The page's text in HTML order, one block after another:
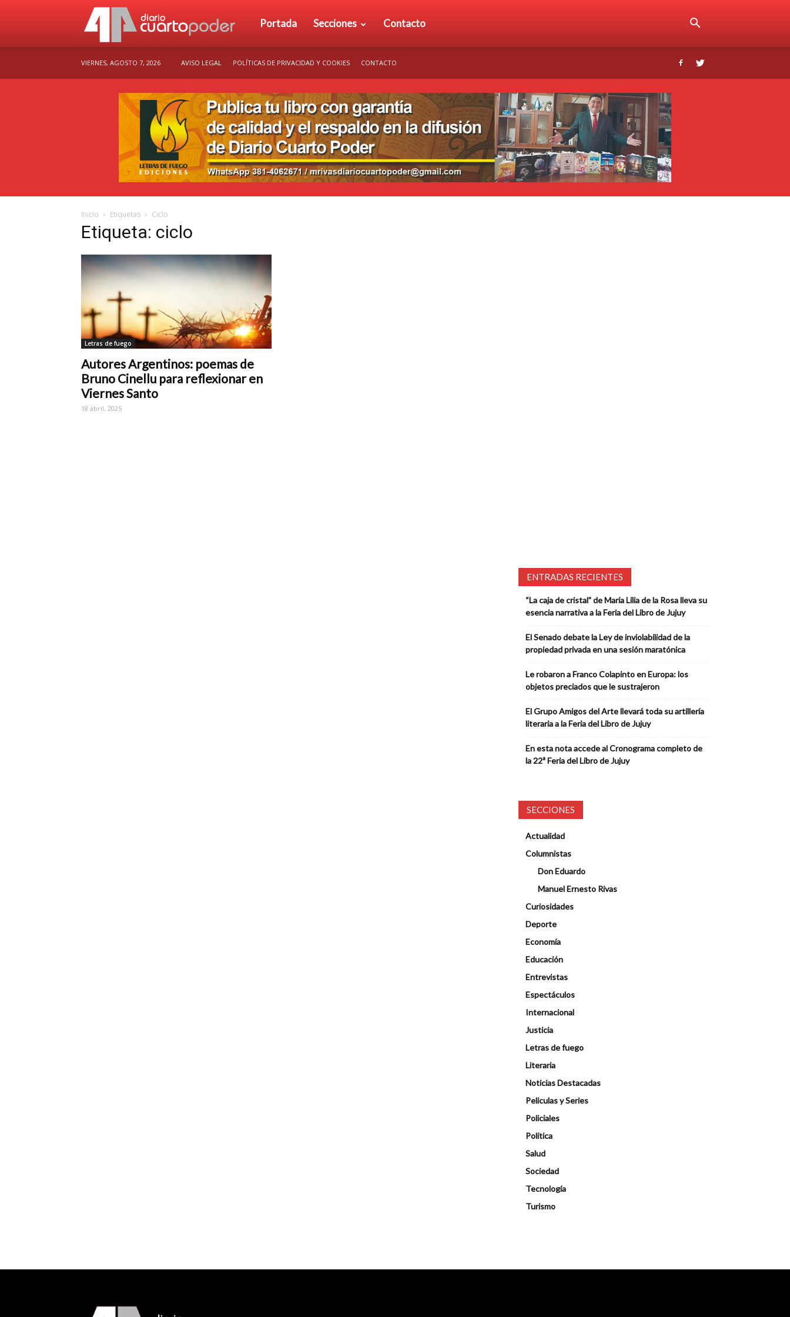
Diario
Poder
Portada Secciones Contacto
VIERNES, AGOSTO 7, 2026 AVISO LEGAL POLÍTICAS DE PRIVACIDAD Y COOKIES CONTACTO
Inicio Etiquetas Ciclo
Etiqueta: ciclo
Letras de fuego
Autores Argentinos: poemas de
Bruno Cinellu para reflexionar en
Viernes Santo
18 abril, 2025
ENTRADAS RECIENTES
“La caja de cristal” de María Lilia de la Rosa lleva su
esencia narrativa a la Feria del Libro de Jujuy
El Senado debate la Ley de inviolabilidad de la
propiedad privada en una sesión maratónica
Le robaron a Franco Colapinto en Europa: los
objetos preciados que le sustrajeron
El Grupo Amigos del Arte llevará toda su artillería
literaria a la Feria del Libro de Jujuy
En esta nota accede al Cronograma completo de
la 22ª Feria del Libro de Jujuy
SECCIONES
Actualidad
Columnistas
Don Eduardo
Manuel Ernesto Rivas
Curiosidades
Deporte
Economía
Educación
Entrevistas
Espectáculos
Internacional
Justicia
Letras de fuego
Literaria
Noticias Destacadas
Peliculas y Series
Policiales
Política
Salud
Sociedad
Tecnología
Turismo